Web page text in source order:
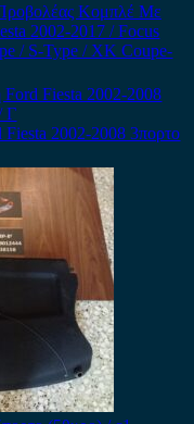
Κομπλέ Με
2002-2017 / Focus
/ S-Type / XK Coupe-
2002-2008 3πορτο